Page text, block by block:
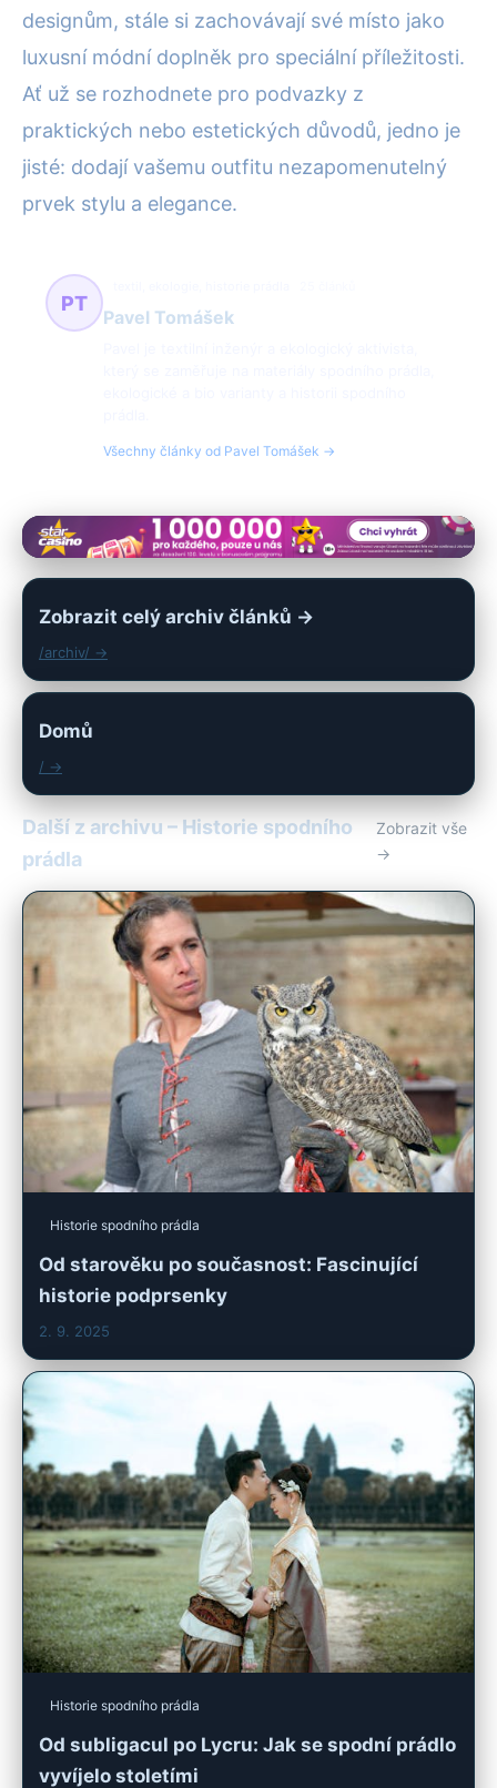
designům, stále si zachovávají své místo jako
luxusní módní doplněk pro speciální příležitosti.
Ať už se rozhodnete pro podvazky z
praktických nebo estetických důvodů, jedno je
jisté: dodají vašemu outfitu nezapomenutelný
prvek stylu a elegance.
PT
Pavel Tomášek
Všechny články od Pavel Tomášek →
Zobrazit celý archiv článků →
/archiv/ →
Domů
/ →
Další z archivu – Historie spodního
prádla
Zobrazit vše
→
Historie spodního prádla
Od starověku po současnost: Fascinující
historie podprsenky
2. 9. 2025
Historie spodního prádla
Od subligacul po Lycru: Jak se spodní prádlo
vyvíjelo stoletími